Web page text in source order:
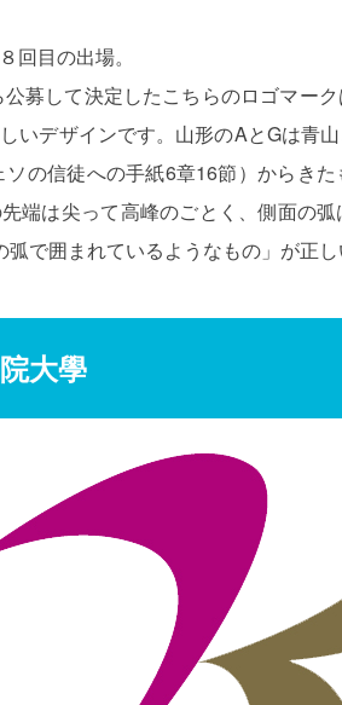
回目の出場。
募して決定したこちらのロゴマー
いデザインです。山形のAとGは青
ソの信徒への手紙6章16節）からき
端は尖って高峰のごとく、側面の弧
で囲まれているようなもの」が正し
大學